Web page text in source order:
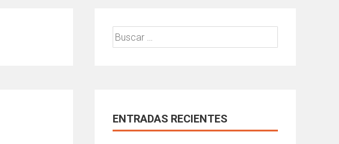
Buscar:
ENTRADAS RECIENTES